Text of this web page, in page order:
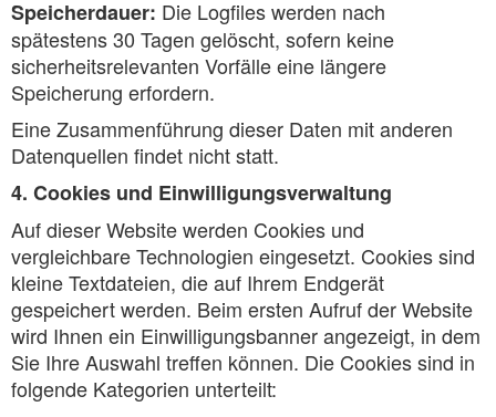
Speicherdauer: Die Logfiles werden nach
spätestens 30 Tagen gelöscht, sofern keine
sicherheitsrelevanten Vorfälle eine längere
Speicherung erfordern.
Eine Zusammenführung dieser Daten mit anderen
Datenquellen findet nicht statt.
4. Cookies und Einwilligungsverwaltung
Auf dieser Website werden Cookies und
vergleichbare Technologien eingesetzt. Cookies sind
kleine Textdateien, die auf Ihrem Endgerät
gespeichert werden. Beim ersten Aufruf der Website
wird Ihnen ein Einwilligungsbanner angezeigt, in dem
Sie Ihre Auswahl treffen können. Die Cookies sind in
folgende Kategorien unterteilt: